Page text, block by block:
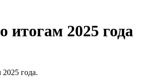
итогам 2025 года
года.